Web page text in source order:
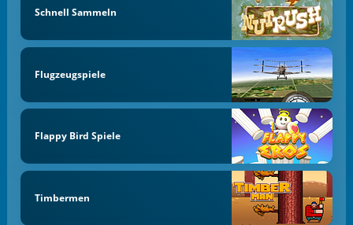
Schnell Sammeln
Flugzeugspiele
Flappy Bird Spiele
Timbermen